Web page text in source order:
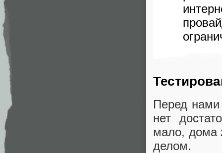
Перед нами
нет
мало, дома
делом.